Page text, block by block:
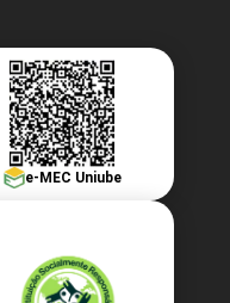
e-MEC Uniube